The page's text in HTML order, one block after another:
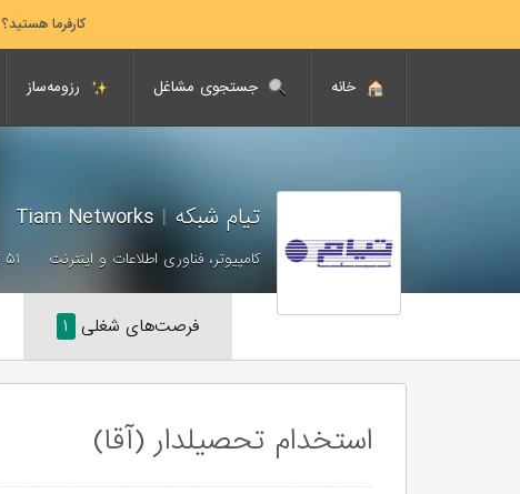
کارفرما هستید؟
خانه جستجوی مشاغل رزومه‌ساز
تیام شبکه|
Tiam Networks
کامپیوتر، فناوری اطلاعات و اینترنت ۵۱ تا ۲۰۰ نفر
فرصت‌های شغلی ۱
استخدام تحصیلدار (آقا)